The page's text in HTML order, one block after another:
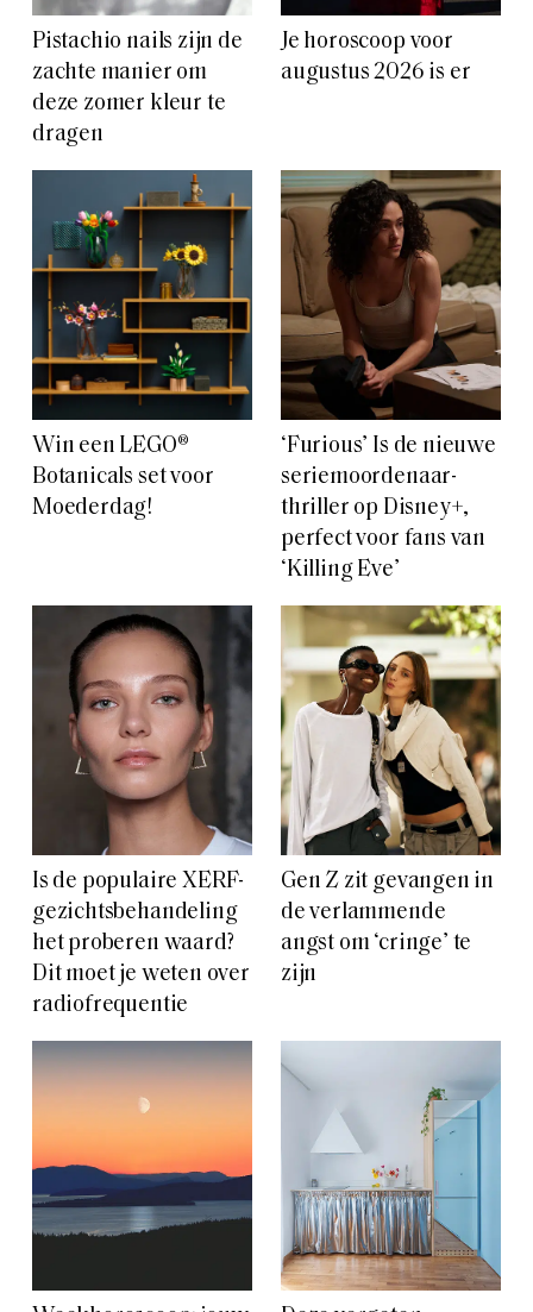
Pistachio nails zijn de
zachte manier om
deze zomer kleur te
dragen
Je horoscoop voor
augustus 2026 is er
Win een LEGO®
Botanicals set voor
Moederdag!
‘Furious’ Is de nieuwe
seriemoordenaar-
thriller op Disney+,
perfect voor fans van
‘Killing Eve’
Is de populaire XERF-
gezichtsbehandeling
het proberen waard?
Dit moet je weten over
radiofrequentie
Gen Z zit gevangen in
de verlammende
angst om ‘cringe’ te
zijn